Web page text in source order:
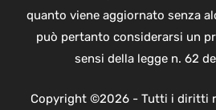
quanto viene aggiornato senza
può pertanto considerarsi un
sensi della legge n. 62
Copyright ©2026 - Tutti i diritti